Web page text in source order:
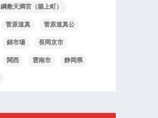
綱敷天満宮（築上町）
菅原道真 菅原道真公
錦市場 長岡京市
関西 雲南市 静岡県